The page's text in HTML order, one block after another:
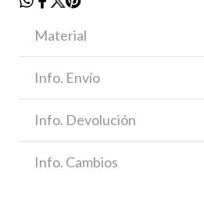
Material
Info. Envío
Info. Devolución
Info. Cambios